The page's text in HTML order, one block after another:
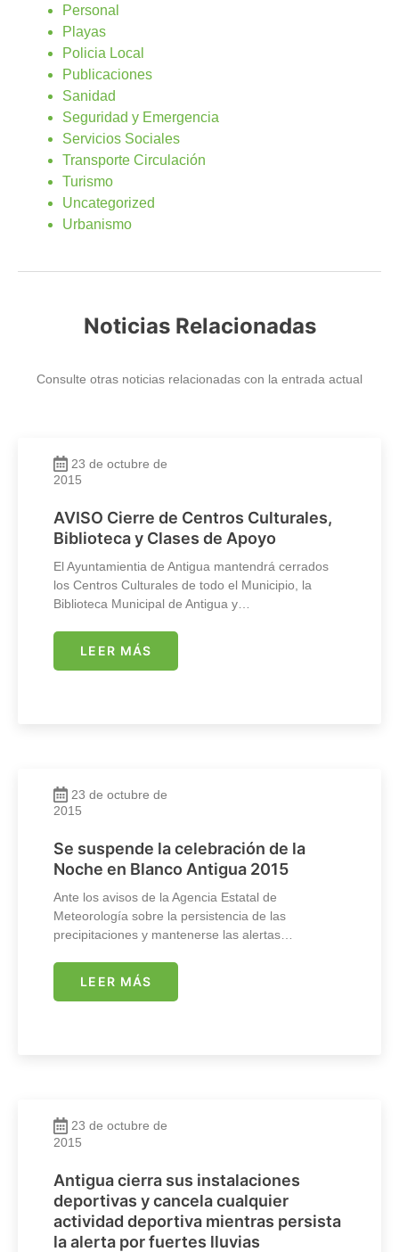
Personal
Playas
Policia Local
Publicaciones
Sanidad
Seguridad y Emergencia
Servicios Sociales
Transporte Circulación
Turismo
Uncategorized
Urbanismo
Noticias Relacionadas
Consulte otras noticias relacionadas con la entrada actual
23 de octubre de
2015
AVISO Cierre de Centros Culturales,
Biblioteca y Clases de Apoyo
El Ayuntamientia de Antigua mantendrá cerrados
los Centros Culturales de todo el Municipio, la
Biblioteca Municipal de Antigua y…
LEER MÁS
23 de octubre de
2015
Se suspende la celebración de la
Noche en Blanco Antigua 2015
Ante los avisos de la Agencia Estatal de
Meteorología sobre la persistencia de las
precipitaciones y mantenerse las alertas…
LEER MÁS
23 de octubre de
2015
Antigua cierra sus instalaciones
deportivas y cancela cualquier
actividad deportiva mientras persista
la alerta por fuertes lluvias